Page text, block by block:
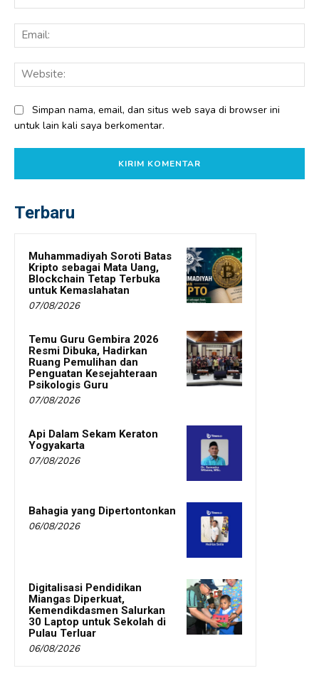
Simpan nama, email, dan situs web saya di browser ini
untuk lain kali saya berkomentar.
Terbaru
Muhammadiyah Soroti Batas
Kripto sebagai Mata Uang,
Blockchain Tetap Terbuka
untuk Kemaslahatan
07/08/2026
Temu Guru Gembira 2026
Resmi Dibuka, Hadirkan
Ruang Pemulihan dan
Penguatan Kesejahteraan
Psikologis Guru
07/08/2026
Api Dalam Sekam Keraton
Yogyakarta
07/08/2026
Bahagia yang Dipertontonkan
06/08/2026
Digitalisasi Pendidikan
Miangas Diperkuat,
Kemendikdasmen Salurkan
30 Laptop untuk Sekolah di
Pulau Terluar
06/08/2026